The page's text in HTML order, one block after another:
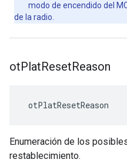
modo de encendido del
de la radio.
otPlatResetReason
otPlatResetReason
Enumeración de los
restablecimiento.